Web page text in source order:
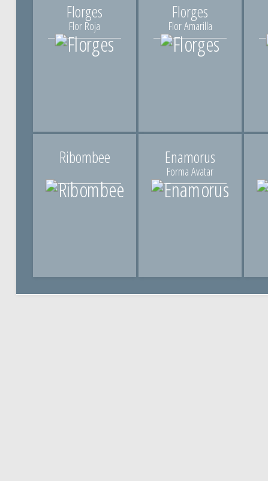
Florges
Flor Roja
Florges
Flor Amarilla
Ribombee Enamorus
Forma Avatar